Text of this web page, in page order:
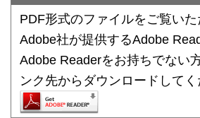
PDF形式のファイルをご覧いた
Adobe社が提供するAdobe
Adobe Readerをお持ちでない
ンク先からダウンロードしてく